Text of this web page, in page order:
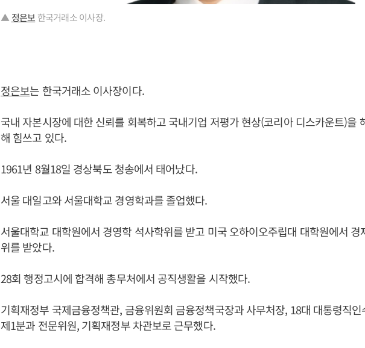
▲ 정은보 한국거래소 이사장.
정은보는 한국거래소 이사장이다.
국내 자본시장에 대한 신뢰를 회복하고 국내기업 저평가 현상(코리아 디스카운트)을
해 힘쓰고 있다.
1961년 8월18일 경상북도 청송에서 태어났다.
서울 대일고와 서울대학교 경영학과를 졸업했다.
서울대학교 대학원에서 경영학 석사학위를 받고 미국 오하이오주립대 대학원에서 경
위를 받았다.
28회 행정고시에 합격해 총무처에서 공직생활을 시작했다.
기획재정부 국제금융정책관, 금융위원회 금융정책국장과 사무처장, 18대 대통령직인
제1분과 전문위원, 기획재정부 차관보로 근무했다.